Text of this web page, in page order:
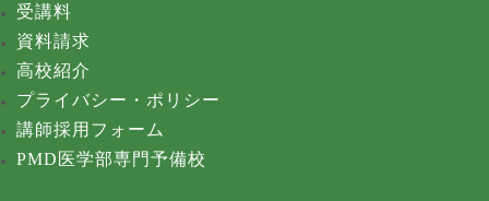
受講料
資料請求
高校紹介
プライバシー・ポリシー
講師採用フォーム
PMD医学部専門予備校